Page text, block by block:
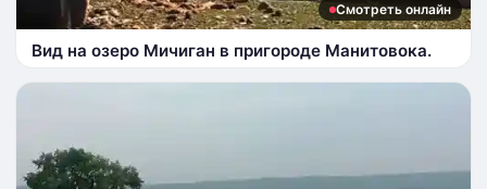
Смотреть онлайн
Вид на озеро Мичиган в пригороде Манитовока.